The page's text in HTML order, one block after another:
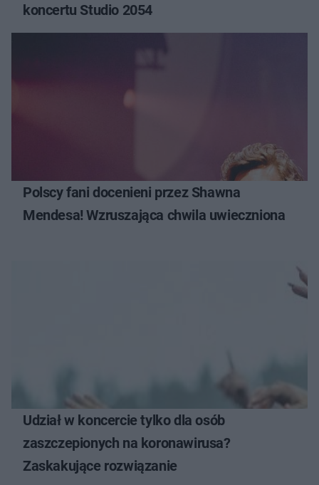
koncertu Studio 2054
Polscy fani docenieni przez Shawna
Mendesa! Wzruszająca chwila uwieczniona
Udział w koncercie tylko dla osób
zaszczepionych na koronawirusa?
Zaskakujące rozwiązanie